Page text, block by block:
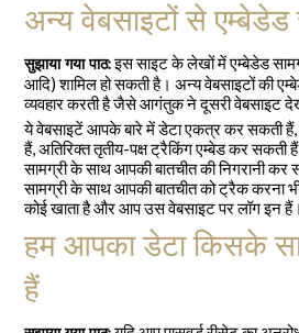
अन्य वेबसाइटों से एम्बेडेड
सुझाया गया पाठ:इस साइट के लेखों में एम्बेडेड
आदि) शामिल हो सकती है। अन्य वेबसाइटों की
व्यवहार करती है जैसे आगंतुक ने दूसरी वेबसाइट
ये वेबसाइटें आपके बारे में डेटा एकत्र कर सकती
हैं, अतिरिक्त तृतीय-पक्ष ट्रैकिंग एम्बेड कर सकती
सामग्री के साथ आपकी बातचीत की निगरानी
सामग्री के साथ आपकी बातचीत को ट्रैक करना
कोई खाता है और आप उस वेबसाइट पर लॉग इन हैं।
हम आपका डेटा किसके
हैं